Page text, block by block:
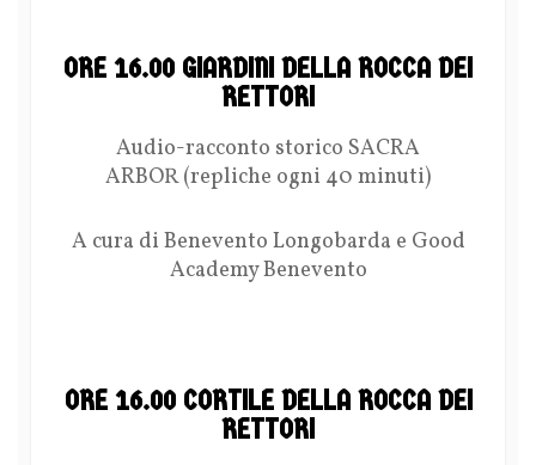
ORE 16.00 GIARDINI DELLA ROCCA DEI
RETTORI
Audio-racconto storico SACRA
ARBOR (repliche ogni 40 minuti)
A cura di Benevento Longobarda e Good
Academy Benevento
ORE 16.00 CORTILE DELLA ROCCA DEI
RETTORI